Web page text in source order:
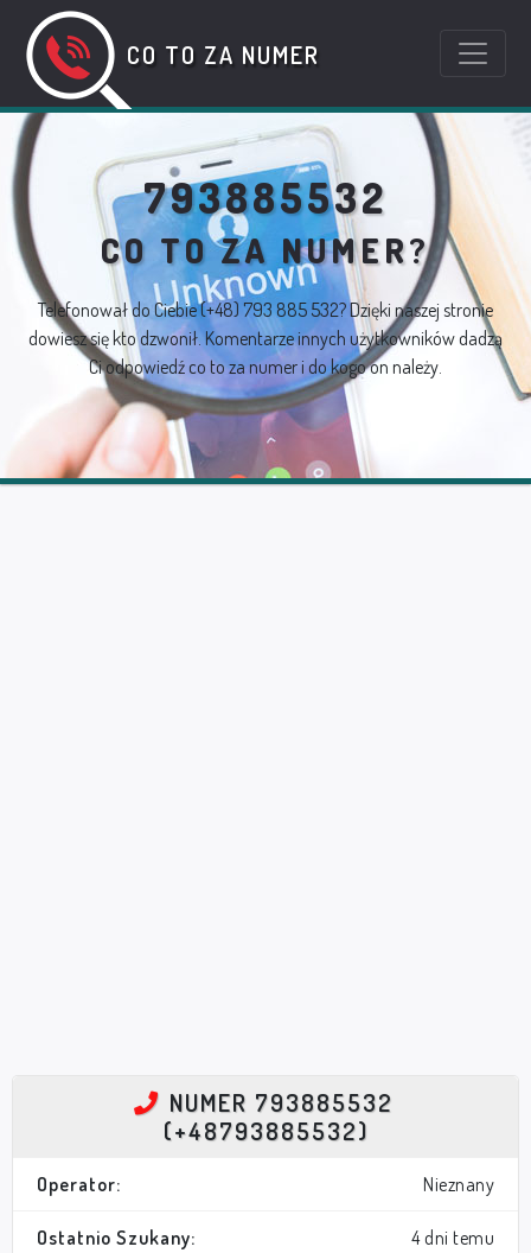
CO TO ZA NUMER
793885532
CO TO ZA NUMER?
Telefonował do Ciebie(+48) 793 885 532? Dzięki naszej stronie
dowiesz się kto dzwonił. Komentarze innych użytkowników dadzą
Ci odpowiedź co to za numer i do kogo on należy.
NUMER 793885532
(+48793885532)
Operator: Nieznany
Ostatnio Szukany: 4 dni temu